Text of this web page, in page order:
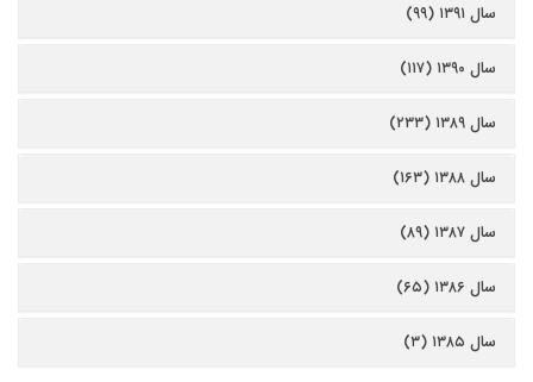
سال ۱۳۹۱ (۹۹)
سال ۱۳۹۰ (۱۱۷)
سال ۱۳۸۹ (۲۳۳)
سال ۱۳۸۸ (۱۶۳)
سال ۱۳۸۷ (۸۹)
سال ۱۳۸۶ (۶۵)
سال ۱۳۸۵ (۳)